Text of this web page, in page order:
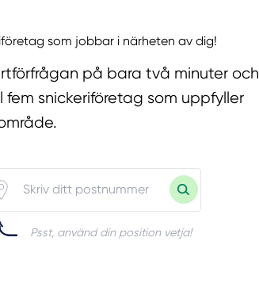
som jobbar i närheten av dig!
på bara två minuter och
snickeriföretag som uppfyller
Psst, använd din position vetja!